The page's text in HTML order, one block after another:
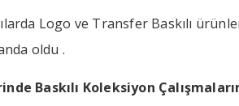
Logo ve Transfer Baskılı
oldu .
Baskılı Koleksiyon